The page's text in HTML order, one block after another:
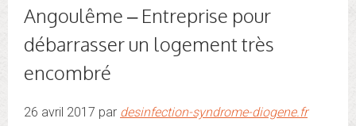
Angoulême – Entreprise pour
débarrasser un logement très
encombré
26 avril 2017 par desinfection-syndrome-diogene.fr